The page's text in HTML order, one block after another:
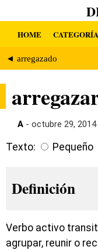
HOME
◄ arregazado
A - octubre 29, 2014
Texto: Pequeño
Definición
Verbo activo
agrupar, reunir o